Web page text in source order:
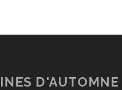
D'AUTOMNE